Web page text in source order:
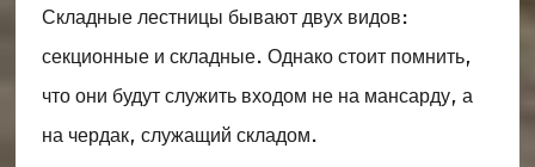
Складные лестницы бывают двух видов:
секционные и складные. Однако стоит помнить,
что они будут служить входом не на мансарду, а
на чердак, служащий складом.